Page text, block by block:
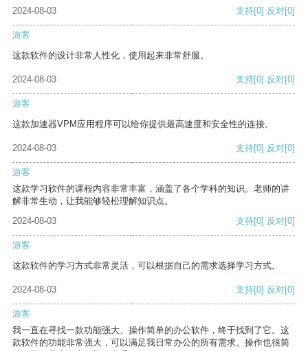
2024-08-03 支持[0] 反对[0]
游客
这款软件的设计非常人性化，使用起来非常舒服。
2024-08-03 支持[0] 反对[0]
游客
这款加速器VPM应用程序可以给你提供最高速度和安全性的连接。
2024-08-03 支持[0] 反对[0]
游客
这款学习软件的课程内容非常丰富，涵盖了各个学科的知识。老师的讲
解非常生动，让我能够轻松理解知识点。
2024-08-03
支持[0] 反对[0]
游客
这款软件的学习方式非常灵活，可以根据自己的需求选择学习方式。
2024-08-03 支持[0] 反对[0]
游客
我一直在寻找一款功能强大、操作简单的办公软件，终于找到了它。这
款软件的功能非常强大，可以满足我日常办公的所有需求。操作也很简